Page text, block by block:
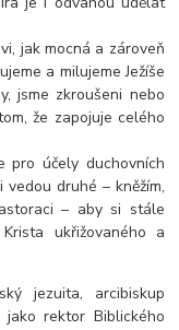
jak mocná a zároveň
a milujeme Ježíše
jsme zkroušeni nebo
že zapojuje celého
pro účely duchovních
druhé – kněžím,
– aby si stále
ukřižovaného a
jezuita, arcibiskup
rektor Biblického